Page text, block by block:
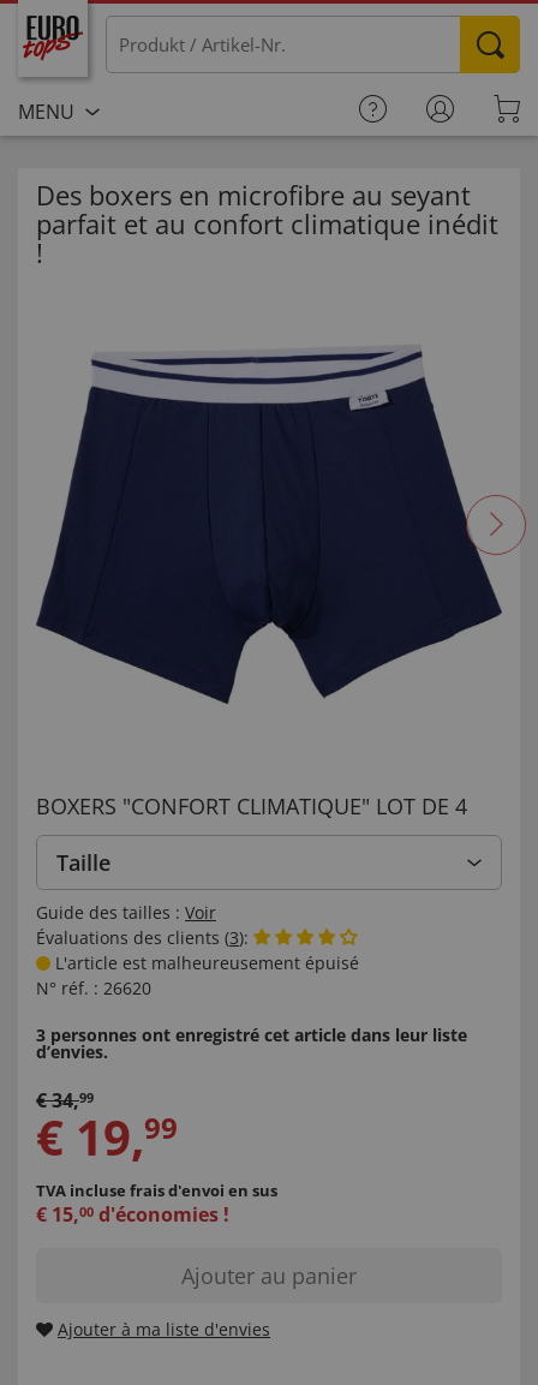
MENU
Des boxers en microfibre au seyant
parfait et au confort climatique inédit
!
BOXERS "CONFORT CLIMATIQUE" LOT DE 4
Taille
Guide des tailles : Voir
Évaluations des clients (3):
L'article est malheureusement épuisé
N° réf. : 26620
3 personnes ont enregistré cet article dans leur liste
d’envies.
€34,99
€ 19,99
TVA incluse frais d'envoi en sus
€ 15,00 d'économies !
Ajouter au panier
Ajouter à ma liste d'envies